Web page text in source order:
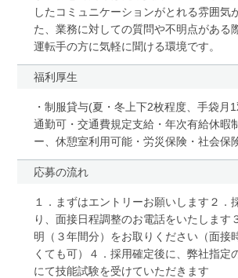
したコミュニケーションがとれる雰囲気
た、業務に対しての質問や不明点がある
運転手の方に気軽に聞ける環境です。
福利厚生
・制服貸与(夏・冬上下2枚程度、手袋月
通勤可・交通費規定支給・年次有給休暇
ー、休憩室利用可能・労災保険・社会保
応募の流れ
１．まずはエントリーお願いします２．
り、面接日程調整のお電話をいたします
明（３年間分）をお取りください（面接
くても可）４．採用確定後に、弊社指定
にて技能試験を受けていただきます